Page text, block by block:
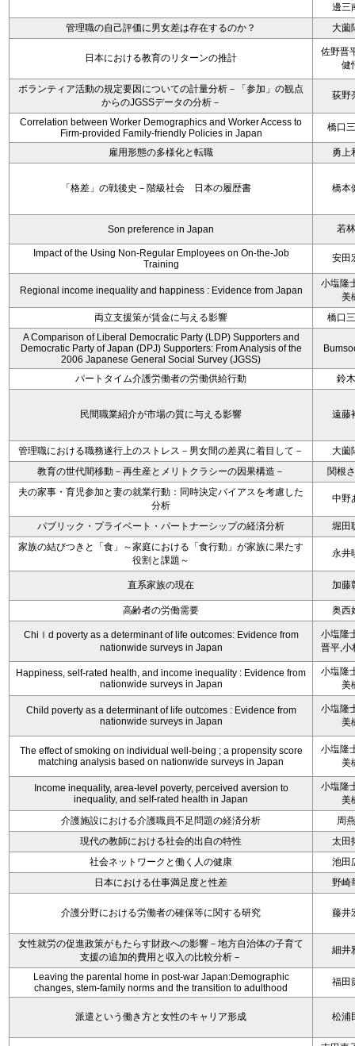
邊三
管理職の自己評価に男女差は存在するのか？
大薗
日本における教育のリターンの推計
佐野晋
健
ボランティア活動の規定要因についての計量分析－「参加」の観点
からのJGSSデータの分析－
荻野
Correlation between Worker Demographics and Worker Access to
Firm-provided Family-friendly Policies in Japan
橋口
雇用形態の多様化と転職 勇上
「格差」の戦後史－階級社会 日本の履歴書 橋本
Son preference in Japan 若
Impact of the Using Non-Regular Employees on On-the-Job
Training
安田
Regional income inequality and happiness : Evidence from Japan
小塩隆
美
両立支援策が賃金に与える影響
橋口
A Comparison of Liberal Democratic Party (LDP) Supporters and
Democratic Party of Japan (DPJ) Supporters: From Analysis of the
2006 Japanese General Social Survey (JGSS)
パートタイム介護労働者の労働供給行動 鈴
民間職業紹介が市場の質に与える影響 遠藤
管理職における職務遂行上のストレス－男女間の差異に着目して－
大薗
教育の世代間移動－再生産とメリトクラシーの因果構造－
関根
夫の家事・育児参加と妻の就業行動：同時決定バイアスを考慮した
分析
中野
パブリック・プライベート・パートナーシップの経済分析
堀田
家族の結びつきと「食」～家庭における「食行動」が家族に果たす
役割と課題～
永井
直系家族の現在 加藤
高齢者の労働需要 奥西
Chiｌd poverty as a determinant of life outcomes: Evidence from
nationwide surveys in Japan
小塩隆
晋平,小
Happiness, self-rated health, and income inequality : Evidence from
nationwide surveys in Japan
小塩隆
美
Child poverty as a determinant of life outcomes : Evidence from
nationwide surveys in Japan
小塩隆
美
The effect of smoking on individual well-being ; a propensity score
matching analysis based on nationwide surveys in Japan
小塩隆
美
Income inequality, area-level poverty, perceived aversion to
inequality, and self-rated health in Japan
小塩隆
美
介護施設における介護職員不足問題の経済分析
周
現代の教師における社会的出自の特性
太田
社会ネットワークと働く人の健康
池田
日本における仕事満足度と性差
野崎
介護分野における労働者の確保等に関する研究 藤井
女性就労の促進政策がもたらす財政への影響－地方自治体の子育て
支援の追加的費用と収入の比較分析－
細井
Leaving the parental home in post-war Japan:Demographic
changes, stem-family norms and the transition to adulthood
福田
派遣という働き方と女性のキャリア形成 松浦